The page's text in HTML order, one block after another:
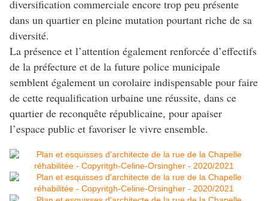
diversification commerciale encore trop peu présente
dans un quartier en pleine mutation pourtant riche de sa
diversité.
La présence et l’attention également renforcée d’effectifs
de la préfecture et de la future police municipale
semblent également un corolaire indispensable pour faire
de cette requalification urbaine une réussite, dans ce
quartier de reconquête républicaine, pour apaiser
l’espace public et favoriser le vivre ensemble.